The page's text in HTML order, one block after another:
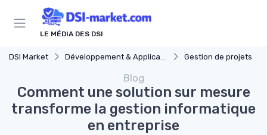
LE MÉDIA DES DSI
DSI Market Développement & Applications Gestion de projets
Blog
Comment une solution sur mesure
transforme la gestion informatique
en entreprise
Panneau de gestion des cookies